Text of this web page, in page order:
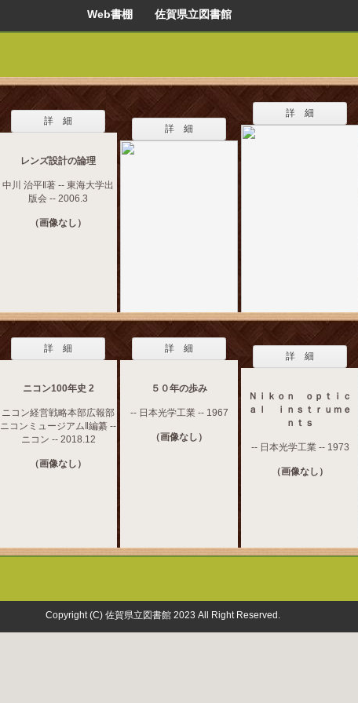
Web書棚 佐賀県立図書館
詳 細
レンズ設計の論理
中川 治平‖著 -- 東海大学出
版会 -- 2006.3
（画像なし）
詳 細
詳 細
詳 細
ニコン100年史 2
ニコン経営戦略本部広報部
ニコンミュージアム‖編纂 --
ニコン -- 2018.12
（画像なし）
詳 細
５０年の歩み
-- 日本光学工業 -- 1967
（画像なし）
詳 細
Ｎｉｋｏｎ ｏｐｔｉｃ
ａｌ ｉｎｓｔｒｕｍｅ
ｎｔｓ
-- 日本光学工業 -- 1973
（画像なし）
Copyright (C) 佐賀県立図書館 2023 All Right Reserved.